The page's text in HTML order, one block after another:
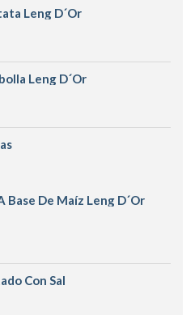
Leng D´or
Leng D´or
Base De Maíz Leng D´or
Con Sal